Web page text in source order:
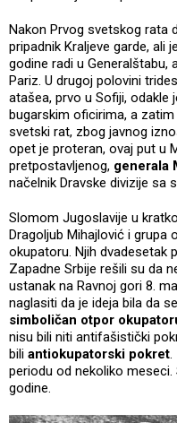
Nakon Prvog svetskog rata
pripadnik Kraljeve garde, ali
godine radi u Generalštabu,
Pariz. U drugoj polovini
atašea, prvo u Sofiji,
bugarskim oficirima, a
svetski rat, zbog javnog
opet je proteran, ovaj put u
pretpostavljenog, generala
načelnik Dravske divizije sa
Slomom Jugoslavije u
Dragoljub Mihajlović i grupa
okupatoru. Njih dvadesetak
Zapadne Srbije rešili su da
ustanak na Ravnoj gori 8.
naglasiti da je ideja bila da
simboličan otpor
nisu bili niti antifašistički
bili antiokupatorski pokret.
periodu od nekoliko
godine.